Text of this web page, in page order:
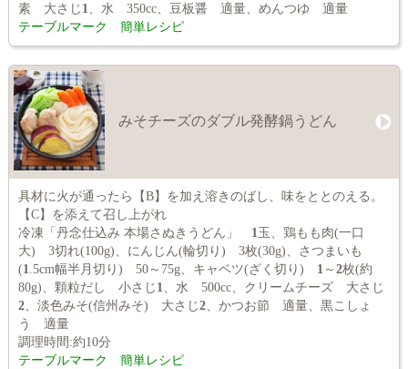
素 大さじ 1
、水 350cc、豆板醤 適量、めんつゆ 適量
テーブルマーク 簡単レシピ
みそチーズのダブル発酵鍋うどん
具材に火が通ったら【B】を加え溶きのばし、味をととのえる。
【C】を添えて召し上がれ
冷凍「丹念仕込み 本場さぬきうどん」 1 玉、鶏もも肉(一口
大) 3切れ(100g)、にんじん(輪切り) 3枚(30g)、さつまいも
(1 .5cm幅半月切り) 50～75g、キャベツ(ざく切り) 1 ～ 2枚(約
80g)、顆粒だし 小さじ 1
、水 500cc、クリームチーズ 大さじ
2、淡色みそ(信州みそ) 大さじ2、かつお節 適量、黒こしょ
う 適量
調理時間:約10分
テーブルマーク 簡単レシピ